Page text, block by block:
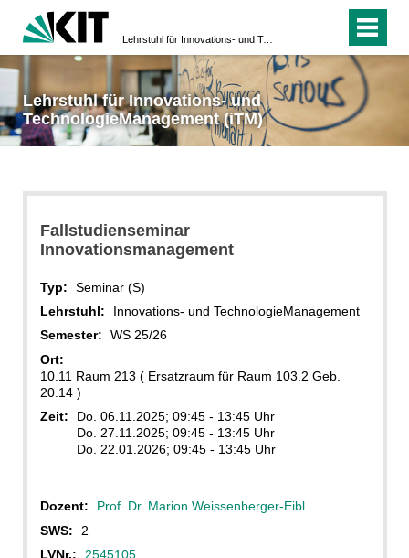
Lehrstuhl für Innovations- und TechnologieManagement (iTM)
Lehrstuhl für Innovations- und
TechnologieManagement (iTM)
Fallstudienseminar
Innovationsmanagement
Typ:
Seminar (S)
Lehrstuhl:
Innovations- und TechnologieManagement
Semester:
WS 25/26
Ort:
10.11 Raum 213 ( Ersatzraum für Raum 103.2 Geb.
20.14 )
Zeit:
Do. 06.11.2025; 09:45 - 13:45 Uhr
Do. 27.11.2025; 09:45 - 13:45 Uhr
Do. 22.01.2026; 09:45 - 13:45 Uhr
Dozent:
Prof. Dr. Marion Weissenberger-Eibl
SWS:
2
LVNr.:
2545105